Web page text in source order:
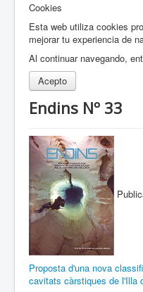
Cookies
Esta web utiliza cookies
mejorar tu experiencia de
Al continuar navegando,
Acepto
Endins Nº 33
Proposta d'una nova
cavitats càrstiques de l'Illa